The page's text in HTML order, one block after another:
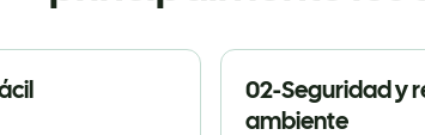
02-Seguridad y
ambiente